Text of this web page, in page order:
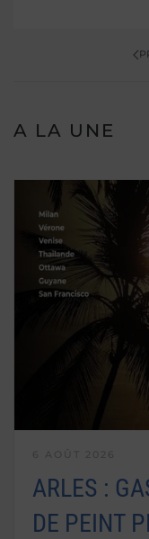
A LA UNE
ARLES :
DE PEINT